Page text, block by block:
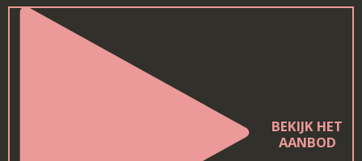
BEKIJK HET
AANBOD